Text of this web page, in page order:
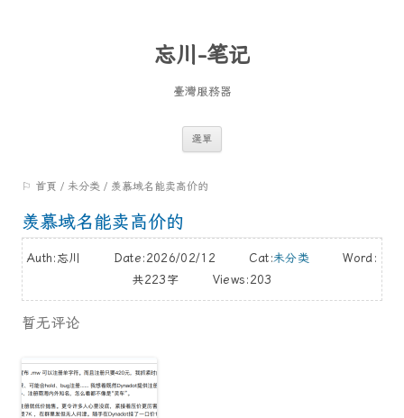
忘川-笔记
臺灣服務器
選單
⚐ 首頁 / 未分类 / 羡慕域名能卖高价的
羡慕域名能卖高价的
Auth:忘川 Date:2026/02/12 Cat:未分类 Word:
共223字 Views:203
暂无评论